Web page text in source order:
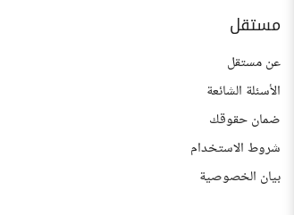
مستقل
عن مستقل
الأسئلة الشائعة
ضمان حقوقك
شروط الاستخدام
بيان الخصوصية